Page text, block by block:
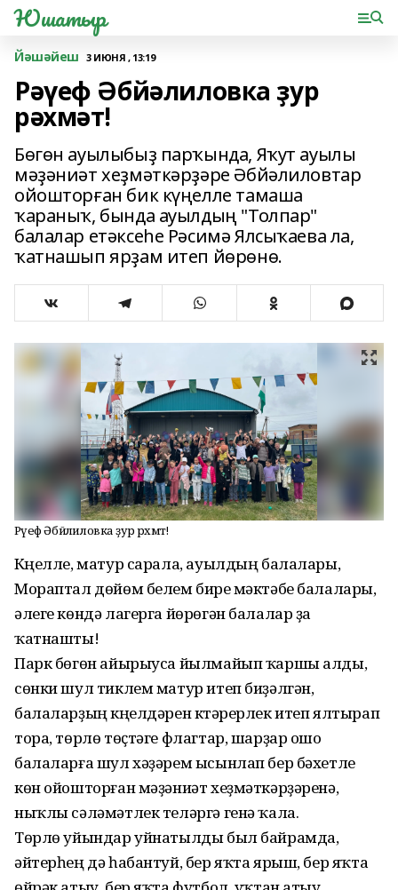
Юшатыр
Йәшәйеш 3 ИЮНЯ , 13:19
Рәүеф Әбйәлиловка ҙур
рәхмәт!
Бөгөн ауылыбыҙ парҡында, Яҡут ауылы
мәҙәниәт хеҙмәткәрҙәре Әбйәлиловтар
ойошторған бик күңелле тамаша
ҡараныҡ, бында ауылдың "Толпар"
балалар етәксеһе Рәсимә Ялсыҡаева ла,
ҡатнашып ярҙам итеп йөрөнө.
Рәүеф Әбйәлиловка ҙур рәхмәт!
Күңелле, матур сарала, ауылдың балалары,
Мораптал дөйөм белем биреү мәктәбе балалары,
әлеге көндә лагерга йөрөгән балалар ҙа
ҡатнашты!
Парк бөгөн айырыуса йылмайып ҡаршы алды,
сөнки шул тиклем матур итеп биҙәлгән,
балаларҙың күңелдәрен күтәрерлек итеп ялтырап
тора, төрлө төҫтәге флагтар, шарҙар ошо
балаларға шул хәҙәрем ысынлап бер бәхетле
көн ойошторған мәҙәниәт хеҙмәткәрҙәренә,
ныҡлы сәләмәтлек теләргә генә ҡала.
Төрлө уйындар уйнатылды был байрамда,
әйтерһең дә һабантуй, бер яҡта ярыш, бер яҡта